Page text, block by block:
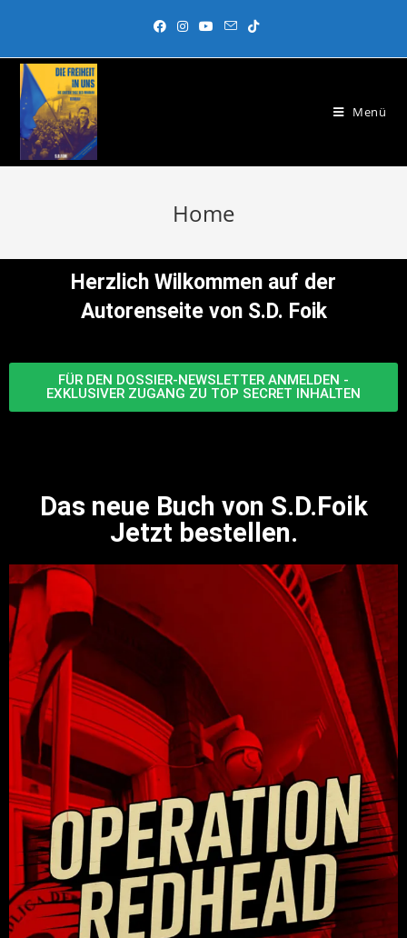
Menü
Home
Herzlich Wilkommen auf der
Autorenseite von S.D. Foik
FÜR DEN DOSSIER-NEWSLETTER ANMELDEN -
EXKLUSIVER ZUGANG ZU TOP SECRET INHALTEN
Das neue Buch von S.D.Foik
Jetzt bestellen.